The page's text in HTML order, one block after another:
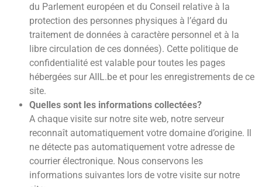
du Parlement européen et du Conseil relative à la
protection des personnes physiques à l’égard du
traitement de données à caractère personnel et à la
libre circulation de ces données). Cette politique de
confidentialité est valable pour toutes les pages
hébergées sur AIIL.be et pour les enregistrements de ce
site.
Quelles sont les informations collectées?
A chaque visite sur notre site web, notre serveur
reconnaît automatiquement votre domaine d’origine. Il
ne détecte pas automatiquement votre adresse de
courrier électronique. Nous conservons les
informations suivantes lors de votre visite sur notre